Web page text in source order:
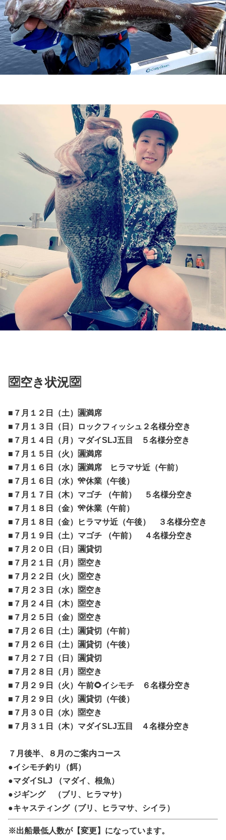
🈳空き状況🈳
■７月１２日（土）🈵満席
■７月１３日（日）ロックフィッシュ２名様分空き
■７月１４日（月）マダイSLJ五目 ５名様分空き
■７月１５日（火）🈵満席
■７月１６日（水）🈵満席 ヒラマサ近（午前）
■７月１６日（水）🎌休業（午後）
■７月１７日（木）マゴチ （午前） ５名様分空き
■７月１８日（金）🎌休業（午前）
■７月１８日（金）ヒラマサ近（午後） ３名様分空き
■７月１９日（土）マゴチ （午前） ４名様分空き
■７月２０日（日）🈵貸切
■７月２１日（月）
🈳空き
■７月２２日（火）
🈳空き
■７月２３日（水）
🈳空き
■７月２４日（木）
🈳空き
■７月２５日（金）🈳空き
■７月２６日（土）🈵貸切（午前）
■７月２６日（土）🈵貸切（午後）
■７月２７日（日）🈵貸切
■７月２８日（月）🈳空き
■７月２９日（火）午前🌻イシモチ ６名様分空き
■７月２９日（火）🈵貸切（午後）
■７月３０日（水）🈳空き
■７月３１日（木）マダイSLJ五目 ４名様分空き
７月後半、８月のご案内コース
●イシモチ釣り（餌）
●マダイSLJ （マダイ、根魚）
●ジギング （ブリ、ヒラマサ）
●キャスティング（ブリ、ヒラマサ、シイラ）
※出船最低人数が【変更】になっています。